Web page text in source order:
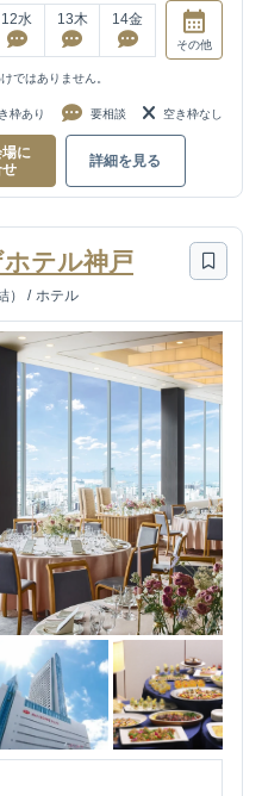
12水 13木 14金
その他
ではありません。
枠あり 要相談 空き枠なし
場に
せ
詳細を見る
テル神戸
/ ホテル